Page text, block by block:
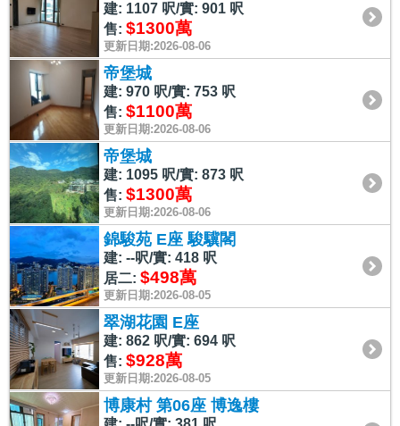
建: 1107 呎/實: 901 呎
售: $1300萬
更新日期:2026-08-06
帝堡城
建: 970 呎/實: 753 呎
售: $1100萬
更新日期:2026-08-06
帝堡城
建: 1095 呎/實: 873 呎
售: $1300萬
更新日期:2026-08-06
錦駿苑 E座 駿驥閣
建: --呎/實: 418 呎
居二: $498萬
更新日期:2026-08-05
翠湖花園 E座
建: 862 呎/實: 694 呎
售: $928萬
更新日期:2026-08-05
博康村 第06座 博逸樓